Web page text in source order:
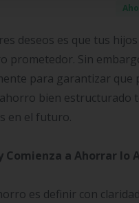
deseos es que tus
Sin
para garantizar que
bien estructurado
en el futuro.
a Ahorrar lo
es definir con